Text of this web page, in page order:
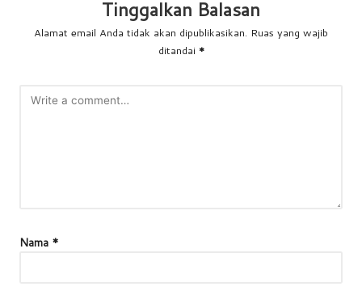
Tinggalkan Balasan
Alamat email Anda tidak akan dipublikasikan. Ruas yang wajib
ditandai *
Nama *